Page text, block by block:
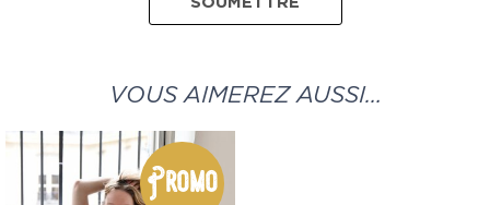
VOUS AIMEREZ AUSSI…
Promo